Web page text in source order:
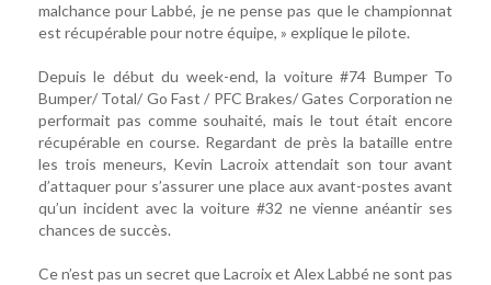
malchance pour Labbé, je ne pense pas que le championnat
est récupérable pour notre équipe, » explique le pilote.
Depuis le début du week-end, la voiture #74 Bumper To
Bumper/ Total/ Go Fast / PFC Brakes/ Gates Corporation ne
performait pas comme souhaité, mais le tout était encore
récupérable en course. Regardant de près la bataille entre
les trois meneurs, Kevin Lacroix attendait son tour avant
d’attaquer pour s’assurer une place aux avant-postes avant
qu’un incident avec la voiture #32 ne vienne anéantir ses
chances de succès.
Ce n’est pas un secret que Lacroix et Alex Labbé ne sont pas